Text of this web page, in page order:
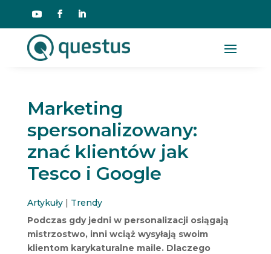
Marketing
spersonalizowany:
znać klientów jak
Tesco i Google
Artykuły| Trendy
Podczas gdy jedni w personalizacji osiągają
mistrzostwo, inni wciąż wysyłają swoim
klientom karykaturalne maile. Dlaczego